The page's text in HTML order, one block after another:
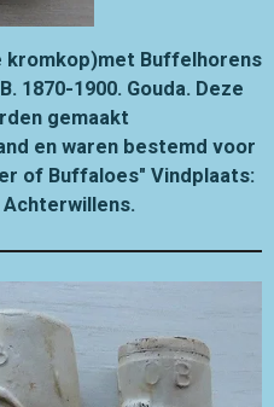
kromkop)met Buffelhorens
1870-1900. Gouda. Deze
gemaakt
en waren bestemd voor
of Buffaloes" Vindplaats: